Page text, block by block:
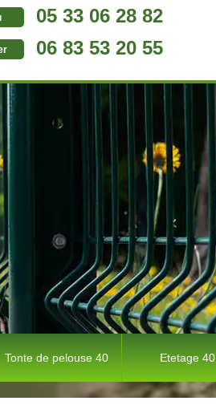
05 33 06 28 82
06 83 53 20 55
Tonte de pelouse 40 Etetage 40